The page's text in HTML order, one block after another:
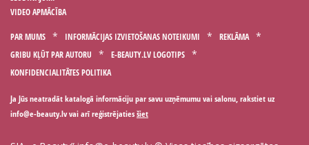
VIDEO APMĀCĪBA
PAR MUMS INFORMĀCIJAS IZVIETOŠANAS NOTEIKUMI
REKLĀMA
GRIBU KĻŪT PAR AUTORU
E-BEAUTY.LV LOGOTIPS
KONFIDENCIALITĀTES POLITIKA
Ja Jūs neatradāt katalogā informāciju par savu uzņēmumu vai salonu, rakstiet uz
vai arī reģistrējatiesšiet